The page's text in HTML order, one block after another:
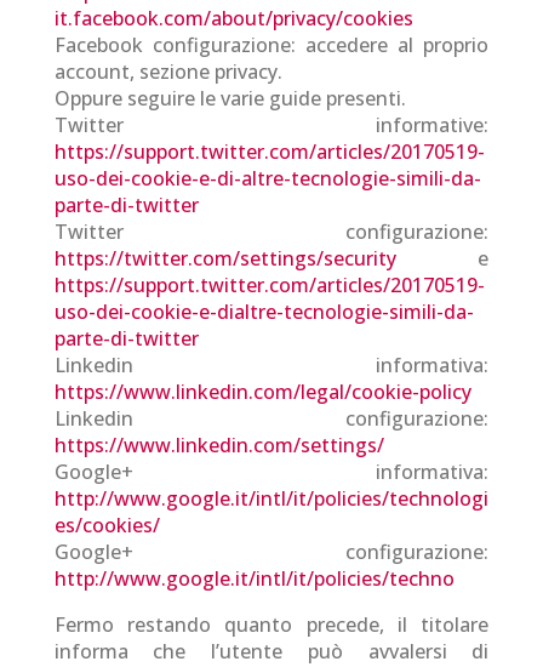
it.facebook.com/about/privacy/cookies
Facebook configurazione: accedere al proprio
account, sezione privacy.
Oppure seguire le varie guide presenti.
Twitter informative:
https://support.twitter.com/articles/20170519-
uso-dei-cookie-e-di-altre-tecnologie-simili-da-
parte-di-twitter
Twitter configurazione:
https://twitter.com/settings/securitye
https://support.twitter.com/articles/20170519-
uso-dei-cookie-e-dialtre-tecnologie-simili-da-
parte-di-twitter
Linkedin informativa:
https://www.linkedin.com/legal/cookie-policy
Linkedin configurazione:
https://www.linkedin.com/settings/
Google+ informativa:
http://www.google.it/intl/it/policies/technologi
es/cookies/
Google+ configurazione:
http://www.google.it/intl/it/policies/techno
Fermo restando quanto precede, il titolare
informa che l’utente può avvalersi di